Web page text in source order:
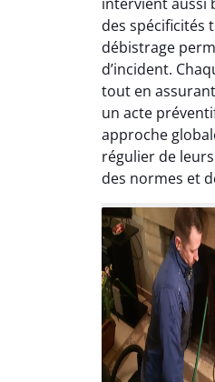
intervient aussi
des spécificités
débistrage
d’incident.
tout en
un acte
approche
régulier de
des normes et